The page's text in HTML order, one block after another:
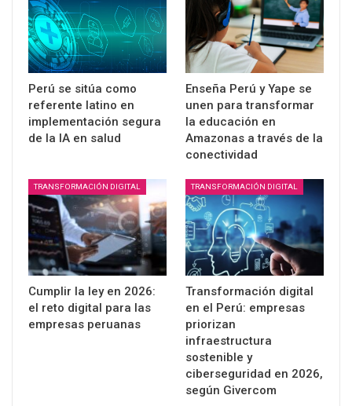
Perú se sitúa como
referente latino en
implementación segura
de la IA en salud
Enseña Perú y Yape se
unen para transformar
la educación en
Amazonas a través de la
conectividad
TRANSFORMACIÓN DIGITAL
Cumplir la ley en 2026:
el reto digital para las
empresas peruanas
TRANSFORMACIÓN DIGITAL
Transformación digital
en el Perú: empresas
priorizan
infraestructura
sostenible y
ciberseguridad en 2026,
según Givercom